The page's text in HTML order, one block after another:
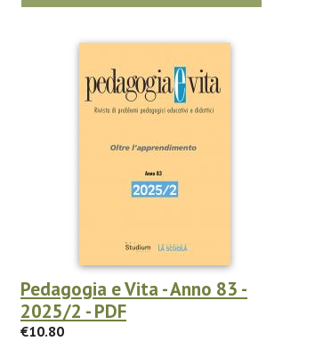
Pedagogia e Vita - Anno 83 -
2025/2 - PDF
€10.80